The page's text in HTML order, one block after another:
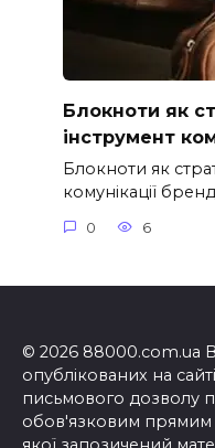
Блокноти як
інструмент
Блокноти як
комунікації
0 6
© 2026 88000.com.ua
опублікованих на
письмового дозволу
обов'язковим прямим